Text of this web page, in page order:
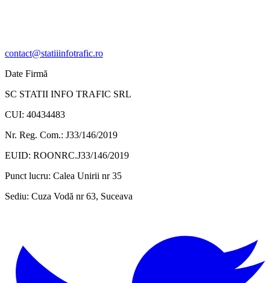
contact@statiiinfotrafic.ro
Date Firmă
SC STATII INFO TRAFIC SRL
CUI: 40434483
Nr. Reg. Com.: J33/146/2019
EUID: ROONRC.J33/146/2019
Punct lucru: Calea Unirii nr 35
Sediu: Cuza Vodă nr 63, Suceava